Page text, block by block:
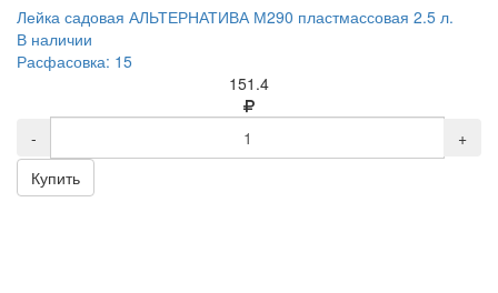
Лейка садовая АЛЬТЕРНАТИВА М290 пластмассовая 2.5 л.
В наличии
Расфасовка: 15
151.4
-
+
Купить